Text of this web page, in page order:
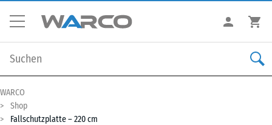
WARCO
Shop
Fallschutzplatte – 220 cm